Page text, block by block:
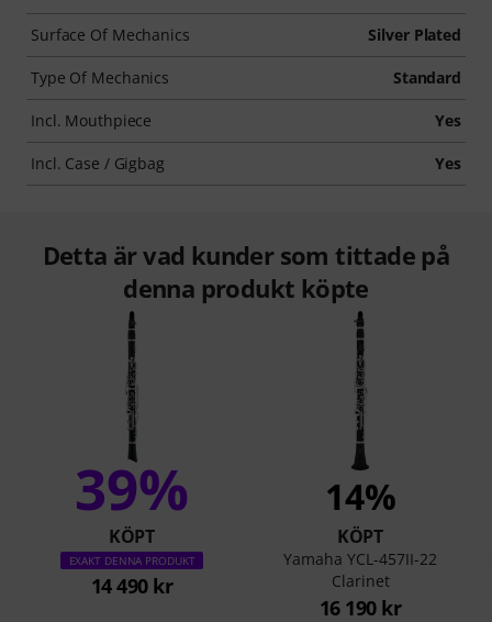
Surface Of Mechanics Silver Plated
Type Of Mechanics Standard
Incl. Mouthpiece Yes
Incl. Case / Gigbag Yes
Detta är vad kunder som tittade på
denna produkt köpte
39%
KÖPT
EXAKT DENNA PRODUKT
14 490 kr
14%
KÖPT
Yamaha YCL-457II-22
Clarinet
16 190 kr